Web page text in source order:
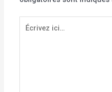
Écrivez
ici…